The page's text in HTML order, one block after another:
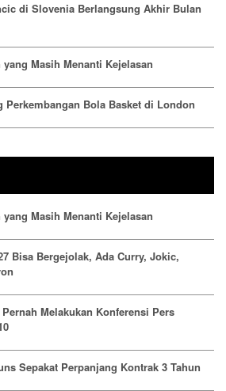
di Slovenia Berlangsung Akhir Bulan
yang Masih Menanti Kejelasan
Perkembangan Bola Basket di London
yang Masih Menanti Kejelasan
Bisa Bergejolak, Ada Curry, Jokic,
Melakukan Konferensi Pers
Sepakat Perpanjang Kontrak 3 Tahun